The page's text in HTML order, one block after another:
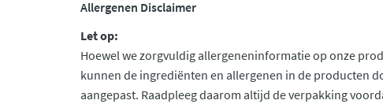
Allergenen Disclaimer
Let op:
Hoewel we zorgvuldig allergeneninformatie op onze
kunnen de ingrediënten en allergenen in de producten
aangepast. Raadpleeg daarom altijd de verpakking